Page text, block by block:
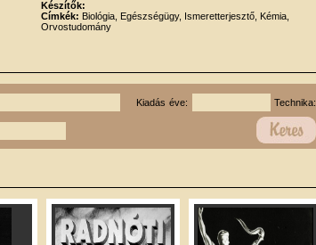
Készítők:
Címkék: Biológia, Egészségügy, Ismeretterjesztő, Kémia,
Orvostudomány
Kiadás éve: Technika: